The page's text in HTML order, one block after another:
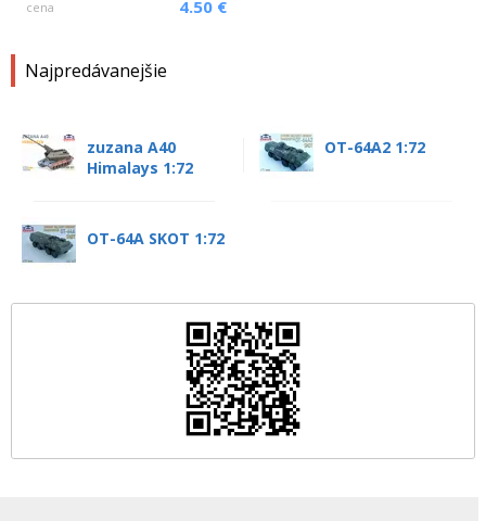
cena 4.50 €
Najpredávanejšie
zuzana A40
Himalays 1:72
OT-64A2 1:72
OT-64A SKOT 1:72